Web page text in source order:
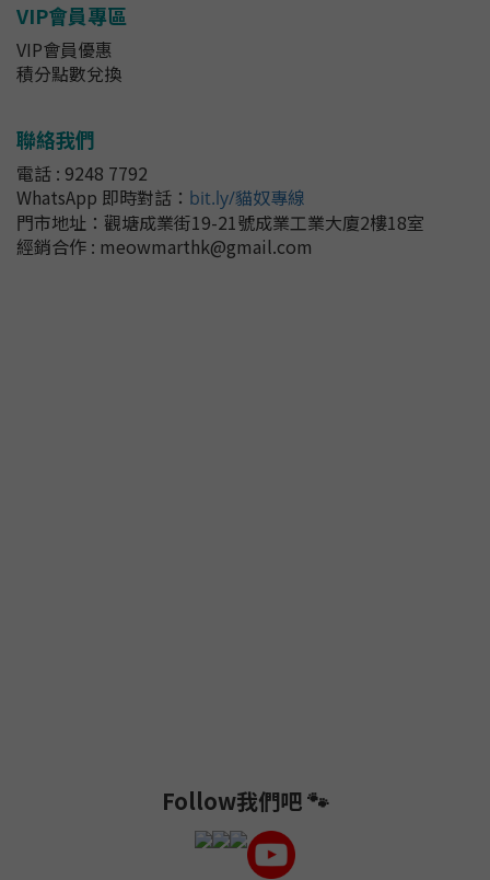
VIP會員專區
VIP會員優惠
積分點數兌換
聯絡我們
電話 : 9248 7792
WhatsApp 即時對話 ： bit.ly/貓奴專線
門市地址： 觀塘成業街19-21號成業工業大廈2樓18室
經銷合作 : meowmarthk@gmail.com
Follow我們吧 🐾